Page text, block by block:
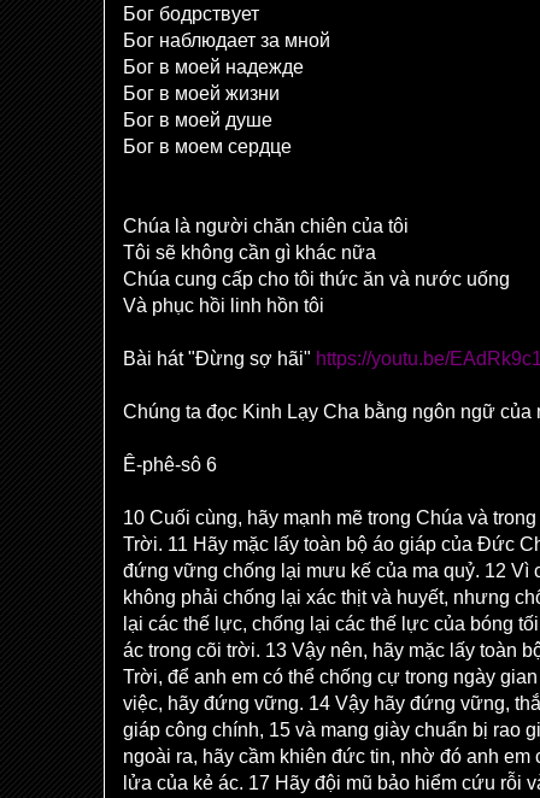
Бог бодрствует
Бог наблюдает за мной
Бог в моей надежде
Бог в моей жизни
Бог в моей душе
Бог в моем сердце
Chúa là người chăn chiên của tôi
Tôi sẽ không cần gì khác nữa
Chúa cung cấp cho tôi thức ăn và nước uống
Và phục hồi linh hồn tôi
Bài hát "Đừng sợ hãi" https://youtu.be/
Chúng ta đọc Kinh Lạy Cha bằng ngôn ngữ của
Ê-phê-sô 6
10 Cuối cùng, hãy mạnh mẽ trong Chúa và
Trời. 11 Hãy mặc lấy toàn bộ áo giáp của Đức
đứng vững chống lại mưu kế của ma quỷ. 12 Vì
không phải chống lại xác thịt và huyết, nhưng
lại các thế lực, chống lại các thế lực của bóng
ác trong cõi trời. 13 Vậy nên, hãy mặc lấy toàn
Trời, để anh em có thể chống cự trong ngày
việc, hãy đứng vững. 14 Vậy hãy đứng vững,
giáp công chính, 15 và mang giày chuẩn bị rao
ngoài ra, hãy cầm khiên đức tin, nhờ đó anh em
lửa của kẻ ác. 17 Hãy đội mũ bảo hiểm cứu rỗi